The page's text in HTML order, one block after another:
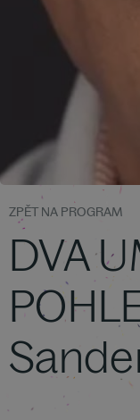
ZPĚT NA PROGRAM
DVA